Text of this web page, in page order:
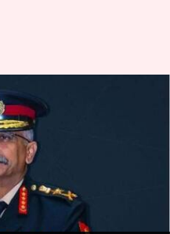
రోజు రాత్రి రక్షణ